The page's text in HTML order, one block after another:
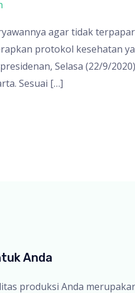
agar tidak
protokol kesehatan
Selasa (22/9/
Sesuai […]
Anda
produksi Anda